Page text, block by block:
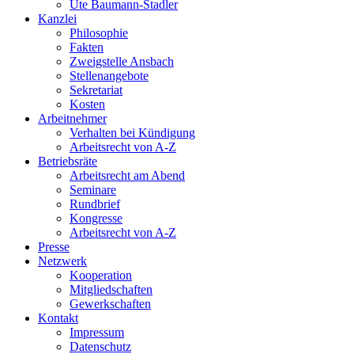
Ute Baumann-Stadler
Kanzlei
Philosophie
Fakten
Zweigstelle Ansbach
Stellenangebote
Sekretariat
Kosten
Arbeitnehmer
Verhalten bei Kündigung
Arbeitsrecht von A-Z
Betriebsräte
Arbeitsrecht am Abend
Seminare
Rundbrief
Kongresse
Arbeitsrecht von A-Z
Presse
Netzwerk
Kooperation
Mitgliedschaften
Gewerkschaften
Kontakt
Impressum
Datenschutz